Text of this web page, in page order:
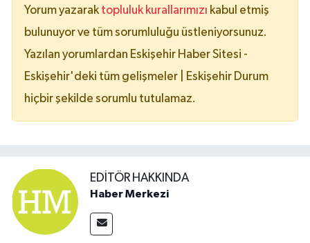
Yorum yazaraktopluluk kurallarımızı kabul etmiş
bulunuyor ve tüm sorumluluğu üstleniyorsunuz.
Yazılan yorumlardan Eskişehir Haber Sitesi -
Eskişehir'deki tüm gelişmeler | Eskişehir Durum
hiçbir şekilde sorumlu tutulamaz.
EDITÖR HAKKINDA
Haber Merkezi